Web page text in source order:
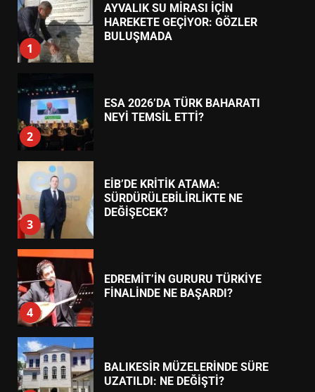
1
AYVALIK SU MİRASI İÇİN
HAREKETE GEÇİYOR: GÖZLER
BULUŞMADA
2
ESA 2026’DA TÜRK BAHARATI
NEYİ TEMSİL ETTİ?
3
EİB’DE KRİTİK ATAMA:
SÜRDÜRÜLEBİLİRLİKTE NE
DEĞİŞECEK?
4
EDREMİT’İN GURURU TÜRKİYE
FİNALİNDE NE BAŞARDI?
BALIKESİR MÜZELERİNDE SÜRE
UZATILDI: NE DEĞİŞTİ?